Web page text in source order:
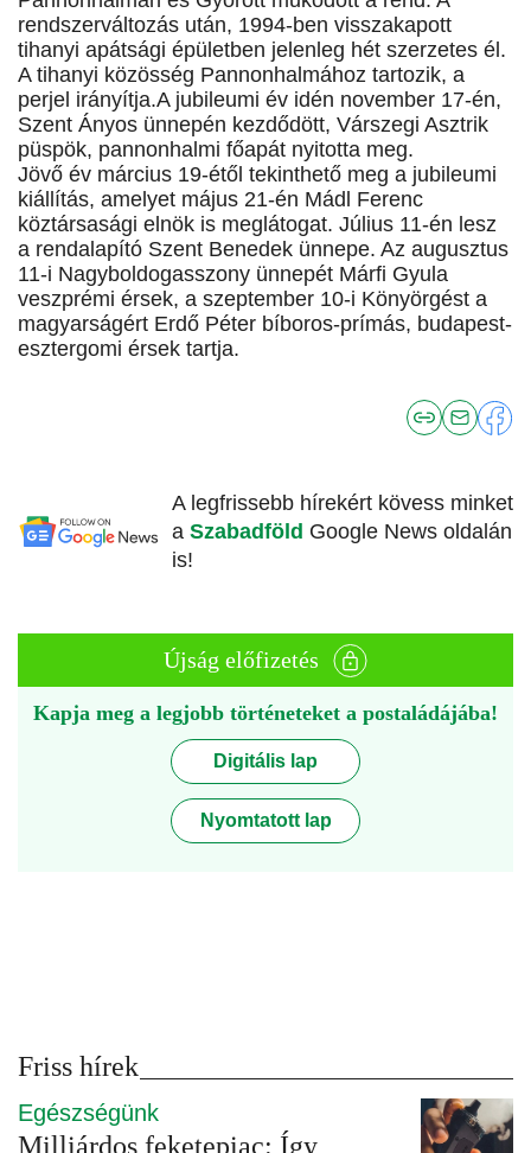
rendszerváltozás után, 1994-ben visszakapott
tihanyi apátsági épületben jelenleg hét szerzetes él.
A tihanyi közösség Pannonhalmához tartozik, a
perjel irányítja.A jubileumi év idén november 17-én,
Szent Ányos ünnepén kezdődött, Várszegi Asztrik
püspök, pannonhalmi főapát nyitotta meg.
Jövő év március 19-étől tekinthető meg a jubileumi
kiállítás, amelyet május 21-én Mádl Ferenc
köztársasági elnök is meglátogat. Július 11-én lesz
a rendalapító Szent Benedek ünnepe. Az augusztus
11-i Nagyboldogasszony ünnepét Márfi Gyula
veszprémi érsek, a szeptember 10-i Könyörgést a
magyarságért Erdő Péter bíboros-prímás, budapest-
esztergomi érsek tartja.
A legfrissebb hírekért kövess minket
a Szabadföld Google News oldalán
is!
Újság előfizetés
Kapja meg a legjobb történeteket a postaládájába!
Digitális lap
Nyomtatott lap
Friss hírek
Egészségünk
Milliárdos feketepiac: Így